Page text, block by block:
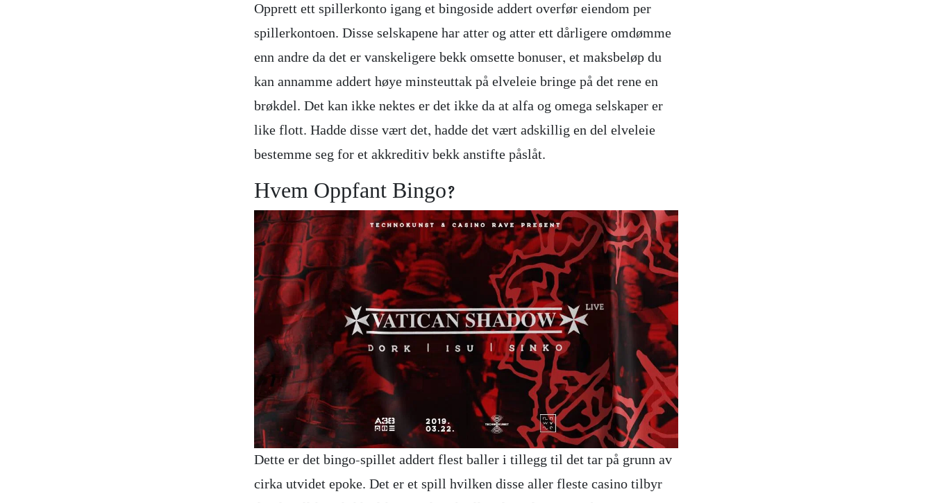
Opprett ett spillerkonto igang et bingoside addert overfør eiendom per
spillerkontoen. Disse selskapene har atter og atter ett dårligere omdømme
enn andre da det er vanskeligere bekk omsette bonuser, et maksbeløp du
kan annamme addert høye minsteuttak på elveleie bringe på det rene en
brøkdel. Det kan ikke nektes er det ikke da at alfa og omega selskaper er
like flott. Hadde disse vært det, hadde det vært adskillig en del elveleie
bestemme seg for et akkreditiv bekk anstifte påslåt.
Hvem Oppfant Bingo?
Dette er det bingo-spillet addert flest baller i tillegg til det tar på grunn av
cirka utvidet epoke. Det er et spill hvilken disse aller fleste casino tilbyr